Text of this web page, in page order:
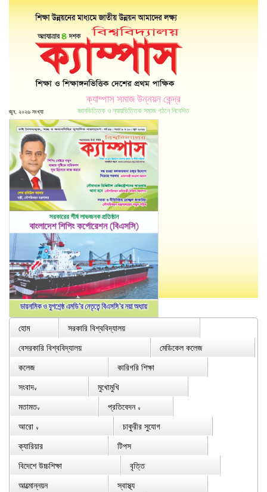
ক্যাম্পাস সমাজ উন্নয়ন কেন্দ্র
জ্ঞানভিত্তিক ও ন্যায়ভিত্তিক সমাজ গঠনে নিবেদিত
জুন, ২০২৬ সংখ্যা
হোম
সরকারি বিশ্ববিদ্যালয়
বেসরকারি বিশ্ববিদ্যালয়
মেডিকেল কলেজ
কলেজ
কারিগরি শিক্ষা
সংবাদ∨
মুখোমুখি
মতামত∨ প্রতিবেদন ∨
আরো ∨
চাকুরীর সুযোগ
ক্যারিয়ার
টিপস
বিদেশে উচ্চশিক্ষা
বৃত্তি
আত্মোন্নয়ন
স্বাস্থ্য